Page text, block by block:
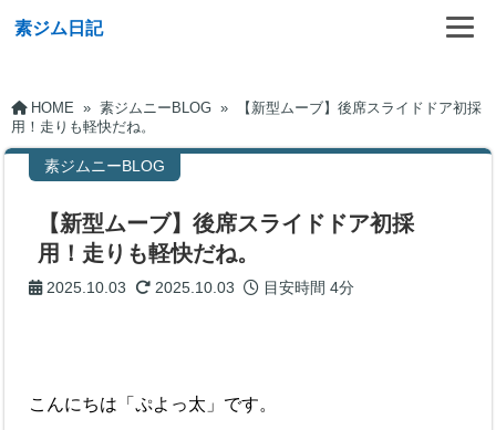
素ジム日記
HOME » 素ジムニーBLOG »
【新型ムーブ】後席スライドドア初採
用！走りも軽快だね。
素ジムニーBLOG
【新型ムーブ】後席スライドドア初採
用！走りも軽快だね。
2025.10.03 2025.10.03 目安時間4分
こんにちは「ぷよっ太」です。